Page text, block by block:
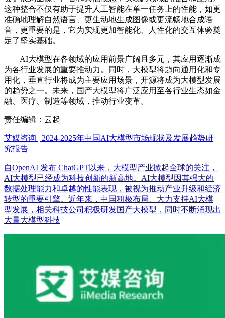
这种整合不仅有助于提升人工智能在单一任务上的性能，如更
准确地理解自然语言、更生动地生成图像或更流畅地合成语
音，更重要的是，它为实现更加智能化、人性化的交互体验奠
定了坚实基础。
AI大模型在各领域的应用前景广阔且多元，其应用逐渐成
为各行业发展的重要推动力。同时，大模型将趋向通用化和专
用化，垂直行业将成为主要应用场景，开源将成为大模型发展
的趋势之一。未来，国产大模型将广泛应用至各行业生态如金
融、医疗、制造等领域，推动行业变革。
责任编辑：云起
艾媒咨询 | 2024-2025年中国AI大模型市场现状及发展趋势研
究报告
自OpenAI 发布 ChatGPT以来，大模型产业掀起全球的关注，
AI大模型已经成为科技创新的新高地。AI大模型因其强大的
数据处理能力和卓越的性能表现，被视为推动产业升级和经济
转型的重要引擎。近年来，中国积极布局、大力支持AI大模
型发展，相关科技公司积极研发国产大模型，同时不断涌现出
大量大模型科技